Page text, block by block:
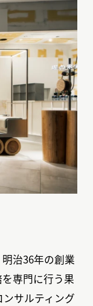
治36年の創業
専門に行う果
サルティング